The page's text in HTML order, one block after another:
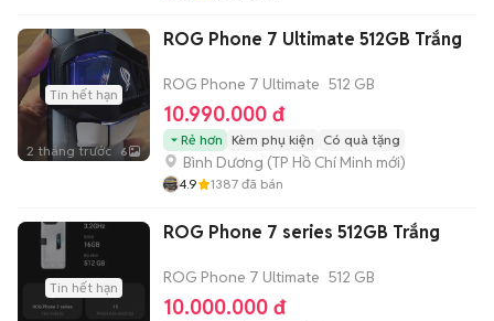
Tin hết hạn
2 tháng trước 6
ROG Phone 7 Ultimate 512GB Trắng
ROG Phone 7 Ultimate 512 GB
10.990.000 đ
Rẻ hơn Kèm phụ kiện Có quà tặng
Bình Dương (TP Hồ Chí Minh mới)
4.9 1387 đã bán
Tin hết hạn
ROG Phone 7 series 512GB Trắng
ROG Phone 7 Ultimate 512 GB
10.000.000 đ